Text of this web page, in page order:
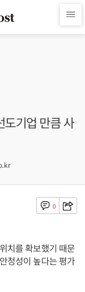
도기업 만큼 사
0
치를 확보했기 때문
정성이 높다는 평가